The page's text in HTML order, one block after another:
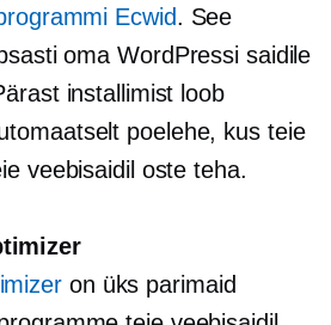
Ecwid. See
oma WordPressi saidile
installimist loob
poelehe, kus teie
veebisaidil oste teha.
on üks parimaid